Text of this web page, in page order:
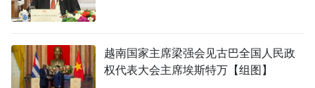
越南国家主席梁强会见古巴全国人民政
权代表大会主席埃斯特万【组图】